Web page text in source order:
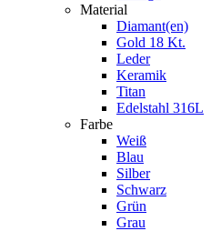
Material
Diamant(en)
Gold 18 Kt.
Leder
Keramik
Titan
Edelstahl 316L
Farbe
Weiß
Blau
Silber
Schwarz
Grün
Grau